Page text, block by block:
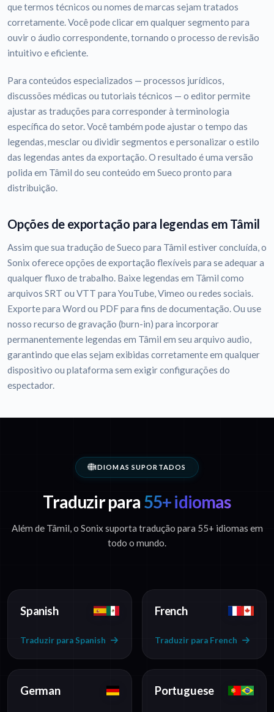
que termos técnicos ou nomes de marcas sejam tratados
corretamente. Você pode clicar em qualquer segmento para
ouvir o áudio correspondente, tornando o processo de revisão
intuitivo e eficiente.
Para conteúdos especializados — processos jurídicos,
discussões médicas ou tutoriais técnicos — o editor permite
ajustar as traduções para corresponder à terminologia
específica do setor. Você também pode ajustar o tempo das
legendas, mesclar ou dividir segmentos e personalizar o estilo
das legendas antes da exportação. O resultado é uma versão
polida em Tâmil do seu conteúdo em Sueco pronto para
distribuição.
Opções de exportação para legendas em Tâmil
Assim que sua tradução de Sueco para Tâmil estiver concluída, o
Sonix oferece opções de exportação flexíveis para se adequar a
qualquer fluxo de trabalho. Baixe legendas em Tâmil como
arquivos SRT ou VTT para YouTube, Vimeo ou redes sociais.
Exporte para Word ou PDF para fins de documentação. Ou use
nosso recurso de gravação (burn-in) para incorporar
permanentemente legendas em Tâmil em seu arquivo audio,
garantindo que elas sejam exibidas corretamente em qualquer
dispositivo ou plataforma sem exigir configurações do
espectador.
IDIOMAS SUPORTADOS
Traduzir para 55+ idiomas
Além de Tâmil, o Sonix suporta tradução para 55+ idiomas em
todo o mundo.
Spanish
Traduzir para Spanish
French
Traduzir para French
German Portuguese